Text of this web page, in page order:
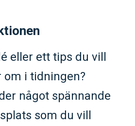
eller ett tips du vill
om i tidningen?
något spännande
som du vill